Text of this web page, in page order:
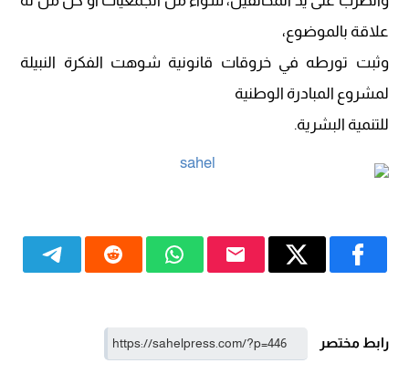
علاقة بالموضوع،
وثبت تورطه في خروقات قانونية شوهت الفكرة النبيلة
لمشروع المبادرة الوطنية
للتنمية البشرية.
رابط مختصر